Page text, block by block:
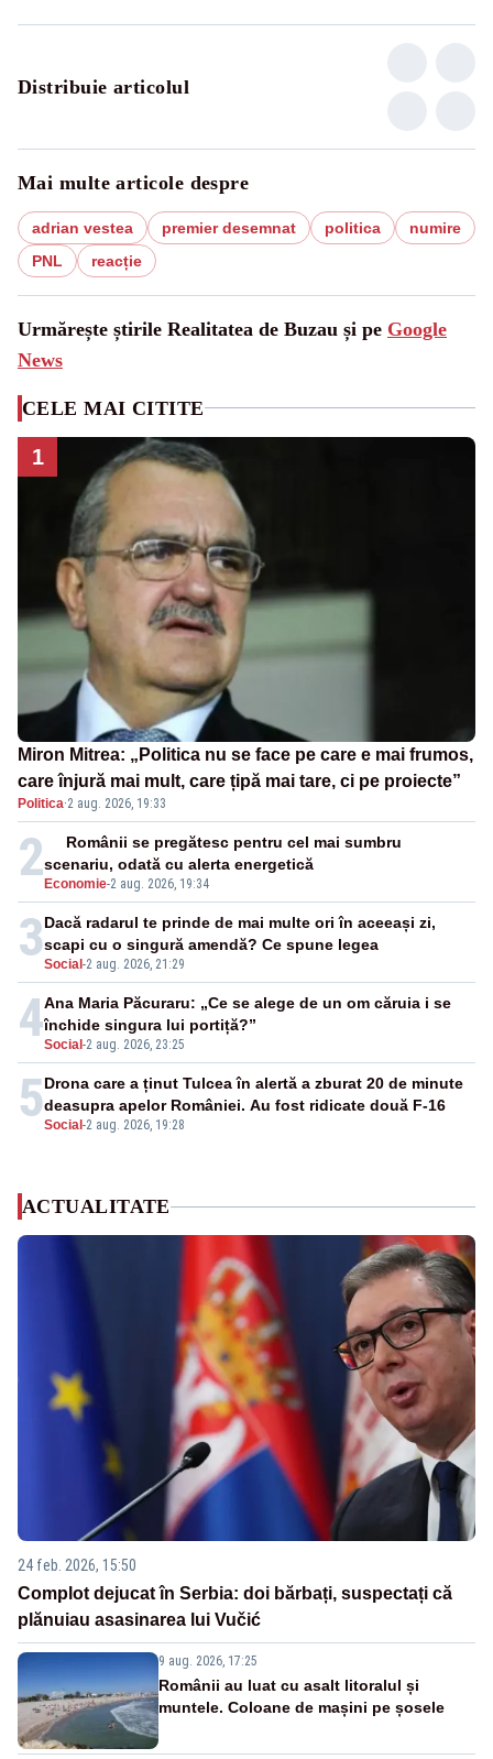
Distribuie articolul
Mai multe articole despre
adrian vestea premier desemnat politica
numire
PNL
reacție
Urmărește știrile Realitatea de Buzau și pe Google
News
CELE MAI CITITE
1
Miron Mitrea: „Politica nu se face pe care e mai frumos,
care înjură mai mult, care țipă mai tare, ci pe proiecte”
Politica·2 aug. 2026, 19:33
2 Economie-2 aug. 2026, 19:34
Românii se pregătesc pentru cel mai sumbru
scenariu, odată cu alerta energetică
3Social -2 aug. 2026, 21:29
Dacă radarul te prinde de mai multe ori în aceeași zi,
scapi cu o singură amendă? Ce spune legea
4Social -2 aug. 2026, 23:25
Ana Maria Păcuraru: „Ce se alege de un om căruia i se
închide singura lui portiță?”
5Social -2 aug. 2026, 19:28
Drona care a ținut Tulcea în alertă a zburat 20 de minute
deasupra apelor României. Au fost ridicate două F-16
ACTUALITATE
24 feb. 2026, 15:50
Complot dejucat în Serbia: doi bărbați, suspectați că
plănuiau asasinarea lui Vučić
9 aug. 2026, 17:25
Românii au luat cu asalt litoralul și
muntele. Coloane de mașini pe șosele